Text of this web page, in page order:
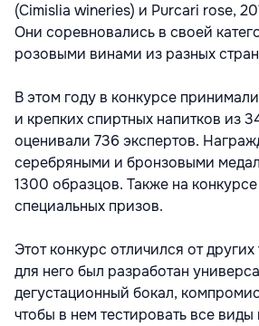
(Cimislia wineries) и Purcari rose,
Они соревновались в своей
розовыми винами из разных
В этом году в конкурсе
и крепких спиртных напитков из
оценивали 736 экспертов.
серебряными и бронзовыми
1300 образцов. Также на
специальных призов.
Этот конкурс отличился от других
для него был разработан
дегустационный бокал,
чтобы в нем тестировать все